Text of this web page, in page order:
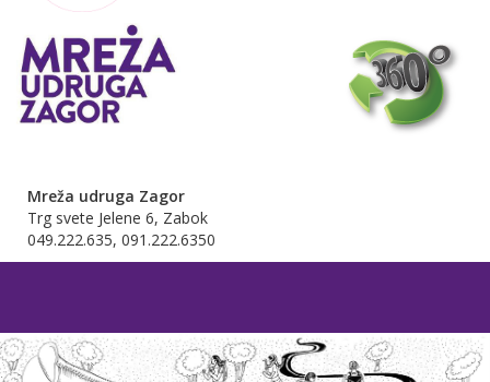
Mreža udruga Zagor
Trg svete Jelene 6, Zabok
049.222.635, 091.222.6350